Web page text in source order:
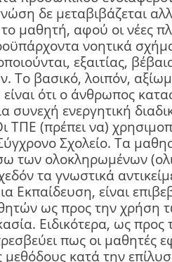
δε μεταβιβάζεται
το μαθητή, αφού οι νέες
νοητικά
εξαιτίας,
Το βασικό, λοιπόν,
ότι ο άνθρωπος
ενεργητική
ΤΠΕ (πρέπει να)
Σχολείο. Τα
των ολοκληρωμένων
τα γνωστικά
Εκπαίδευση, είναι
ως προς την χρήση
Ειδικότερα, ως
πως οι μαθητές
μεθόδους κατά την